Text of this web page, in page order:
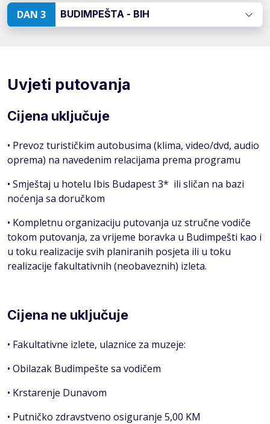
DAN 3 BUDIMPEŠTA - BIH
Uvjeti putovanja
Cijena uključuje
• Prevoz turističkim autobusima (klima, video/dvd, audio
oprema) na navedenim relacijama prema programu
• Smještaj u hotelu Ibis Budapest 3* ili sličan na bazi
noćenja sa doručkom
• Kompletnu organizaciju putovanja uz stručne vodiče
tokom putovanja, za vrijeme boravka u Budimpešti kao i
u toku realizacije svih planiranih posjeta ili u toku
realizacije fakultativnih (neobaveznih) izleta.
Cijena ne uključuje
• Fakultativne izlete, ulaznice za muzeje:
• Obilazak Budimpešte sa vodičem
• Krstarenje Dunavom
• Putničko zdravstveno osiguranje 5,00 KM